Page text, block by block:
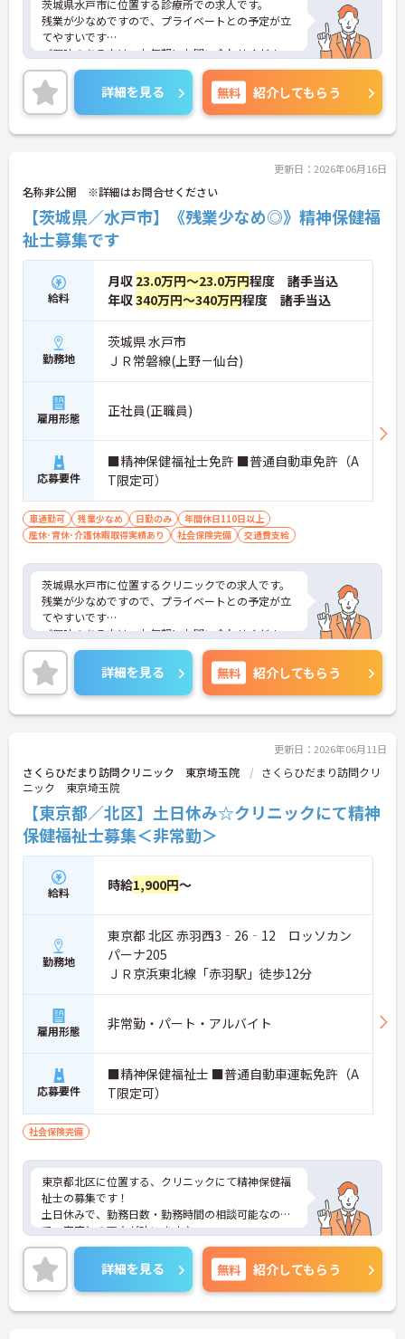
茨城県水戸市に位置する診療所での求人です。
残業が少なめですので、プライベートとの予定が立
てやすいです
ご興味のある方は、お気軽にお問い合わせくださ
い。
詳細を見る 無料 紹介してもらう
更新日：2026年06月16日
名称非公開 ※詳細はお問合せください
【茨城県／水戸市】《残業少なめ◎》精神保健福
祉士募集です
給料
月収 23.0万円～23.0万円程度 諸手当込
年収340万円～340万円程度 諸手当込
勤務地
茨城県 水戸市
ＪＲ常磐線(上野－仙台)
雇用形態 正社員(正職員)
応募要件
■精神保健福祉士免許 ■普通自動車免許（A
T限定可）
車通勤可 残業少なめ 日勤のみ
年間休日110日以上
産休･育休･介護休暇取得実績あり
社会保険完備 交通費支給
茨城県水戸市に位置するクリニックでの求人です。
残業が少なめですので、プライベートとの予定が立
てやすいです
ご興味のある方は、お気軽にお問い合わせくださ
い。
詳細を見る 無料 紹介してもらう
更新日：2026年06月11日
さくらひだまり訪問クリニック 東京埼玉院
さくらひだまり訪問クリ
ニック 東京埼玉院
【東京都／北区】土日休み☆クリニックにて精神
保健福祉士募集＜非常勤＞
給料 時給1,900円～
勤務地
東京都 北区 赤羽西3‐26‐12 ロッソカン
パーナ205
ＪＲ京浜東北線「赤羽駅」徒歩12分
雇用形態 非常勤・パート・アルバイト
応募要件
■精神保健福祉士 ■普通自動車運転免許（A
T限定可）
社会保険完備
東京都北区に位置する、クリニックにて精神保健福
祉士の募集です！
土日休みで、勤務日数・勤務時間の相談可能なの
で、家庭との両立が叶います♪
ご興味のある方には、面接対策ポイントなど、さら
に詳細をお話しいたしますのでお気軽にご相談くだ
さい！
詳細を見る 無料 紹介してもらう